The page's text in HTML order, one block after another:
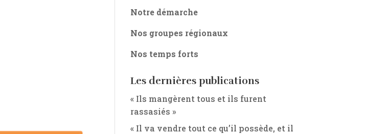
Notre démarche
Nos groupes régionaux
Nos temps forts
Les dernières publications
« Ils mangèrent tous et ils furent
rassasiés »
« Il va vendre tout ce qu’il possède, et il